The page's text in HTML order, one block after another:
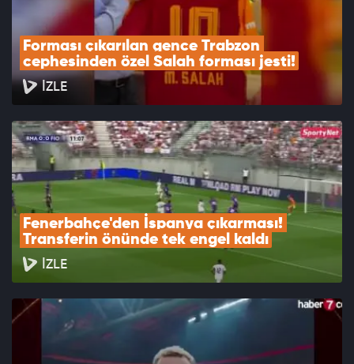
Forması çıkarılan gence Trabzon
cephesinden özel Salah forması jesti!
İZLE
Fenerbahçe'den İspanya çıkarması!
Transferin önünde tek engel kaldı
İZLE